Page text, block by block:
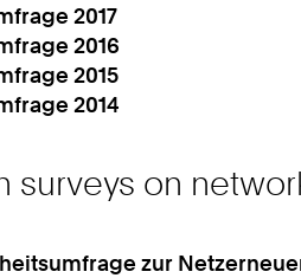
2017
2016
2015
2014
surveys on
zur